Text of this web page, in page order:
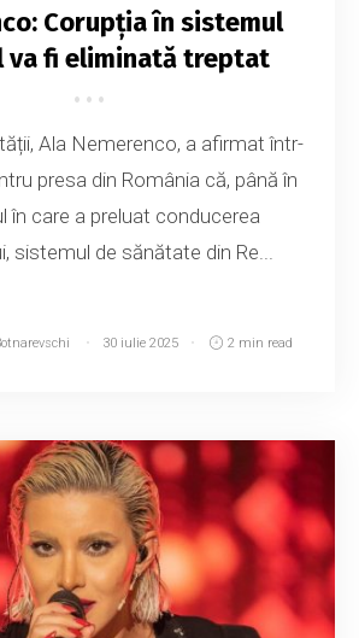
Corupția în sistemul
va fi eliminată treptat
Ala Nemerenco, a afirmat într-
presa din România că, până în
în care a preluat conducerea
sistemul de sănătate din Re...
30 iulie 2025 2 min read